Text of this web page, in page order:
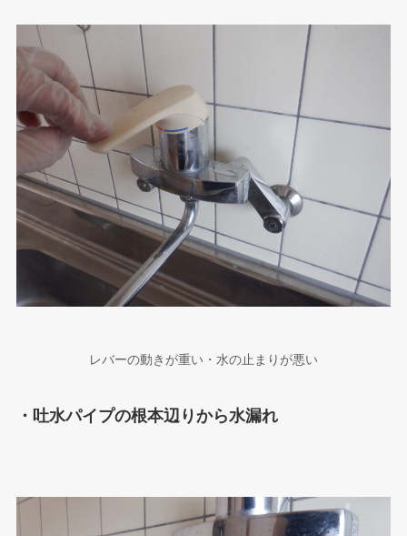
レバーの動きが重い・水の止まりが悪い
・吐水パイプの根本辺りから水漏れ